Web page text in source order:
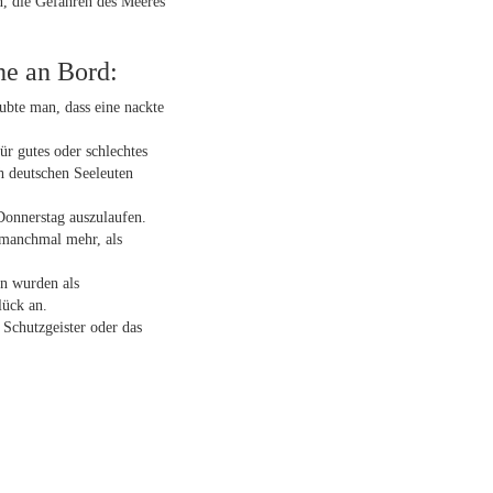
an Bord:
man, dass eine nackte
gutes oder schlechtes
Seeleuten
auszulaufen.
mehr, als
wurden als
an.
oder das